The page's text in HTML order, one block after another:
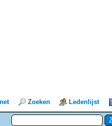
Zoeken Ledenlijst